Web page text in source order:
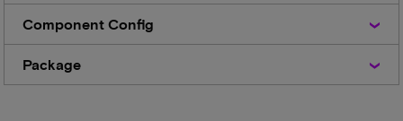
Config
Component Config
Package